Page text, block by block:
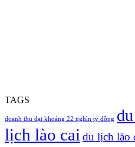
TAGS
doanh thu đạt khoảng 22 nghìn tỷ đồng
lịch lào cai du lịch lào